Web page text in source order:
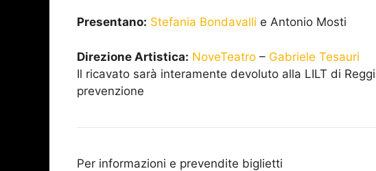
Presentano: Stefania Bondavalli e Antonio Mosti
Direzione Artistica: NoveTeatro – Gabriele Tesauri
Il ricavato sarà interamente devoluto alla LILT di
prevenzione
Per informazioni e prevendite biglietti